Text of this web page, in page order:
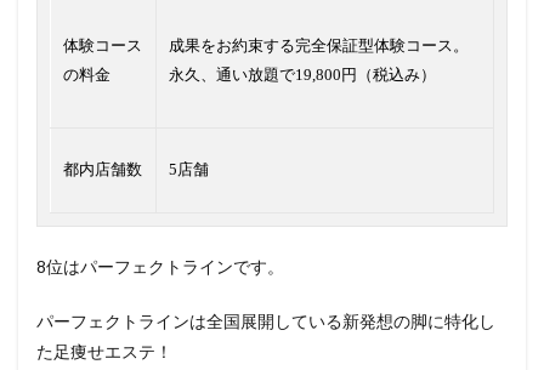
体験コース
の料金
成果をお約束する完全保証型体験コース。
永久、通い放題で19,800円（税込み）
都内店舗数 5店舗
8位はパーフェクトラインです。
パーフェクトラインは全国展開している新発想の脚に特化し
た足痩せエステ！